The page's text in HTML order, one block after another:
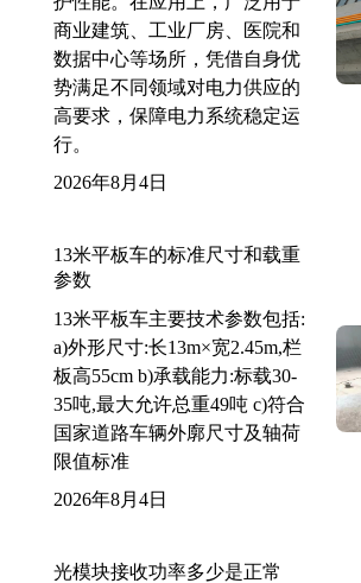
商业建筑、工业厂房、医院和
数据中心等场所，凭借自身优
势满足不同领域对电力供应的
高要求，保障电力系统稳定运
行。
2026年8月4日
13米平板车的标准尺寸和载重
参数
13米平板车主要技术参数包括:
a)外形尺寸:长13m×宽2.45m,栏
板高55cm b)承载能力:标载30-
35吨,最大允许总重49吨 c)符合
国家道路车辆外廓尺寸及轴荷
限值标准
2026年8月4日
光模块接收功率多少是正常